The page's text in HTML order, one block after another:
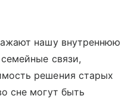
нашу внутреннюю
связи,
решения старых
сне могут быть